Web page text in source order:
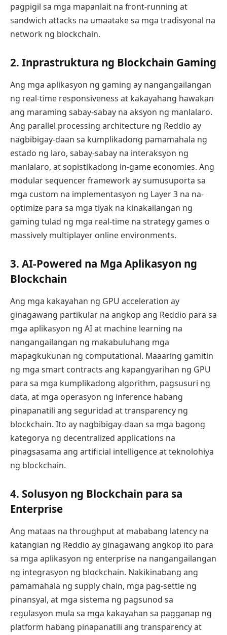
pagpigil sa mga mapanlait na front-running at
sandwich attacks na umaatake sa mga tradisyonal na
network ng blockchain.
2. Inprastruktura ng Blockchain Gaming
Ang mga aplikasyon ng gaming ay nangangailangan
ng real-time responsiveness at kakayahang hawakan
ang maraming sabay-sabay na aksyon ng manlalaro.
Ang parallel processing architecture ng Reddio ay
nagbibigay-daan sa kumplikadong pamamahala ng
estado ng laro, sabay-sabay na interaksyon ng
manlalaro, at sopistikadong in-game economies. Ang
modular sequencer framework ay sumusuporta sa
mga custom na implementasyon ng Layer 3 na na-
optimize para sa mga tiyak na kinakailangan ng
gaming tulad ng mga real-time na strategy games o
massively multiplayer online environments.
3. AI-Powered na Mga Aplikasyon ng
Blockchain
Ang mga kakayahan ng GPU acceleration ay
ginagawang partikular na angkop ang Reddio para sa
mga aplikasyon ng AI at machine learning na
nangangailangan ng makabuluhang mga
mapagkukunan ng computational. Maaaring gamitin
ng mga smart contracts ang kapangyarihan ng GPU
para sa mga kumplikadong algorithm, pagsusuri ng
data, at mga operasyon ng inference habang
pinapanatili ang seguridad at transparency ng
blockchain. Ito ay nagbibigay-daan sa mga bagong
kategorya ng decentralized applications na
pinagsasama ang artificial intelligence at teknolohiya
ng blockchain.
4. Solusyon ng Blockchain para sa
Enterprise
Ang mataas na throughput at mababang latency na
katangian ng Reddio ay ginagawang angkop ito para
sa mga aplikasyon ng enterprise na nangangailangan
ng integrasyon ng blockchain. Nakikinabang ang
pamamahala ng supply chain, mga pag-settle ng
pinansyal, at mga sistema ng pagsunod sa
regulasyon mula sa mga kakayahan sa pagganap ng
platform habang pinapanatili ang transparency at